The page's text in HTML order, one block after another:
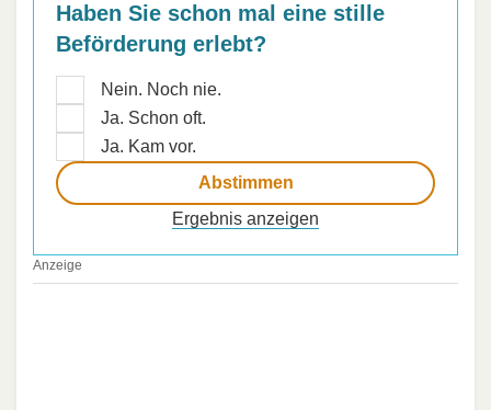
Haben Sie schon mal eine stille
Beförderung erlebt?
Nein. Noch nie.
Ja. Schon oft.
Ja. Kam vor.
Ergebnis anzeigen
Anzeige